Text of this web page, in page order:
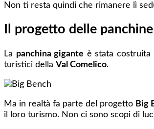
Non ti resta quindi che rimanere lì
Il progetto delle
La panchina gigante è stata costruita
turistici della Val Comelico.
Ma in realtà fa parte del progetto Big
il loro turismo. Non ci sono scopi di